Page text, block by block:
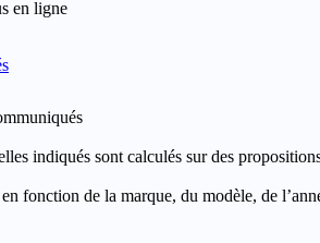
en ligne
indiqués sont calculés sur des
fonction de la marque, du modèle, de